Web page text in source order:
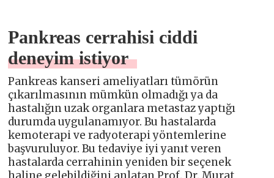
Pankreas cerrahisi ciddi
deneyim istiyor
Pankreas kanseri ameliyatları tümörün
çıkarılmasının mümkün olmadığı ya da
hastalığın uzak organlara metastaz yaptığı
durumda uygulanamıyor. Bu hastalarda
kemoterapi ve radyoterapi yöntemlerine
başvuruluyor. Bu tedaviye iyi yanıt veren
hastalarda cerrahinin yeniden bir seçenek